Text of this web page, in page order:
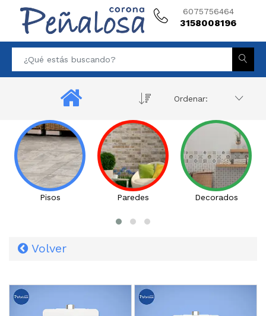
6075756464
3158008196
Ordenar:
Pisos Paredes Decorados
Volver